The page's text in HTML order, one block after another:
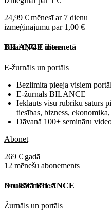
24,99 € mēnesī ar 7 dienu
izmēģinājumu par 1,00 €
Tikai 0,74 € dienā
BILANCE internetā
E-žurnāls un portāls
Bezlimita pieeja visiem
E-žurnāls BILANCE
Iekļauts visu rubriku saturs
tiesības, bizness,
Dāvanā 100+ semināru
Abonēt
269 € gadā
12 mēnešu abonements
No 28 € mēnesī
Drukātā BILANCE
Žurnāls un portāls